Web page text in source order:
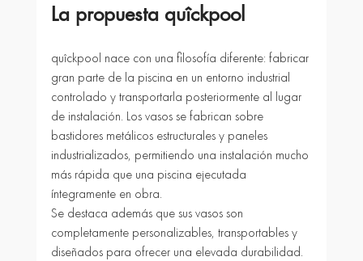
La propuesta quîckpool
quîckpool nace con una filosofía diferente: fabricar
gran parte de la piscina en un entorno industrial
controlado y transportarla posteriormente al lugar
de instalación. Los vasos se fabrican sobre
bastidores metálicos estructurales y paneles
industrializados, permitiendo una instalación mucho
más rápida que una piscina ejecutada
íntegramente en obra.
Se destaca además que sus vasos son
completamente personalizables, transportables y
diseñados para ofrecer una elevada durabilidad.